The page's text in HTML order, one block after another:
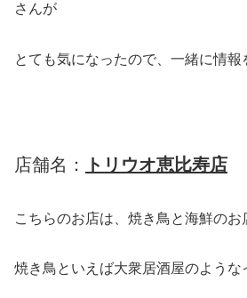
さんが
とても気になったので、一緒に情報
店舗名： トリウオ恵比寿店
こちらのお店は、焼き鳥と海鮮のお
焼き鳥といえば大衆居酒屋のような